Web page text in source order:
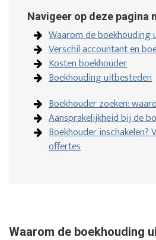
Navigeer op deze pagina
Waarom de boekhouding
Verschil accountant en
Kosten boekhouder
Boekhouding uitbesteden
Boekhouder zoeken:
Aansprakelijkheid bij de
Boekhouder
offertes
Waarom de boekhouding